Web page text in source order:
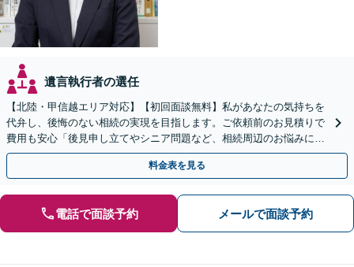
遺言執行者の選任
【北陸・甲信越エリア対応】【初回面談無料】私があなたの気持ちを
代弁し、後悔のない相続の実現を目指します。ご依頼前のお見積りで
費用も安心「後見申し立てやシニア問題など、相続周辺のお悩みにも
対処可能」【WEB面談対応】
料金表を見る
電話で面談予約 メールで面談予約